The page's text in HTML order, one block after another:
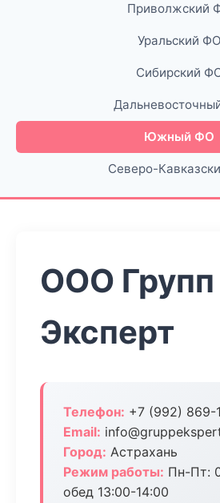
Приволжский
Уральский ФО
Сибирский
Южный ФО
Северо-
ООО Групп
Эксперт
Телефон: +7 (992) 869-
Email:
Город: Астрахань
Режим работы: Пн-Пт:
обед 13:00-14:00